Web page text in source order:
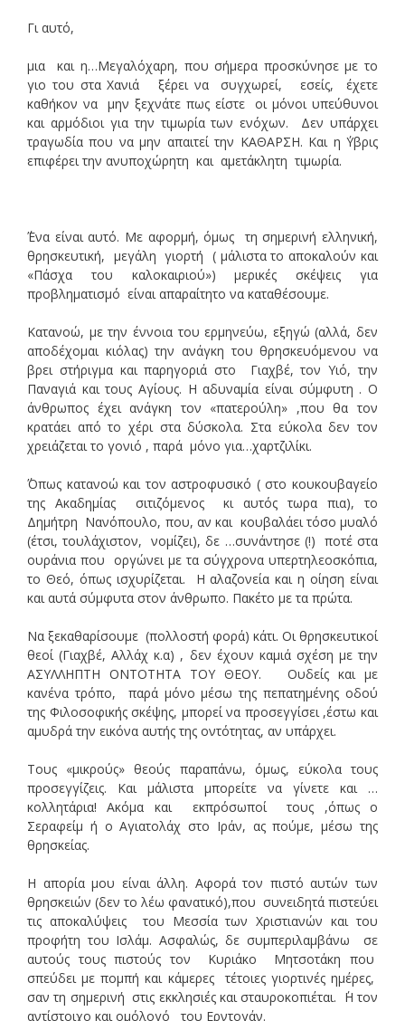
Γι αυτό,
μια και η…Μεγαλόχαρη, που σήμερα προσκύνησε με το
γιο του στα Χανιά ξέρει να συγχωρεί, εσείς, έχετε
καθήκον να μην ξεχνάτε πως είστε οι μόνοι υπεύθυνοι
και αρμόδιοι για την τιμωρία των ενόχων. Δεν υπάρχει
τραγωδία που να μην απαιτεί την ΚΑΘΑΡΣΗ. Και η ΄Υβρις
επιφέρει την ανυποχώρητη και αμετάκλητη τιμωρία.
΄Ένα είναι αυτό. Με αφορμή, όμως τη σημερινή ελληνική,
θρησκευτική, μεγάλη γιορτή ( μάλιστα το αποκαλούν και
«Πάσχα του καλοκαιριού») μερικές σκέψεις για
προβληματισμό είναι απαραίτητο να καταθέσουμε.
Κατανοώ, με την έννοια του ερμηνεύω, εξηγώ (αλλά, δεν
αποδέχομαι κιόλας) την ανάγκη του θρησκευόμενου να
βρει στήριγμα και παρηγοριά στο Γιαχβέ, τον Υιό, την
Παναγιά και τους Αγίους. Η αδυναμία είναι σύμφυτη . Ο
άνθρωπος έχει ανάγκη τον «πατερούλη» ,που θα τον
κρατάει από το χέρι στα δύσκολα. Στα εύκολα δεν τον
χρειάζεται το γονιό , παρά μόνο για…χαρτζιλίκι.
΄Όπως κατανοώ και τον αστροφυσικό ( στο κουκουβαγείο
της Ακαδημίας σιτιζόμενος κι αυτός τωρα πια), το
Δημήτρη Νανόπουλο, που, αν και κουβαλάει τόσο μυαλό
(έτσι, τουλάχιστον, νομίζει), δε …συνάντησε (!) ποτέ στα
ουράνια που οργώνει με τα σύγχρονα υπερτηλεοσκόπια,
το Θεό, όπως ισχυρίζεται. Η αλαζονεία και η οίηση είναι
και αυτά σύμφυτα στον άνθρωπο. Πακέτο με τα πρώτα.
Να ξεκαθαρίσουμε (πολλοστή φορά) κάτι. Οι θρησκευτικοί
θεοί (Γιαχβέ, Αλλάχ κ.α) , δεν έχουν καμιά σχέση με την
ΑΣΥΛΛΗΠΤΗ ΟΝΤΟΤΗΤΑ ΤΟΥ ΘΕΟΥ. Ουδείς και με
κανένα τρόπο, παρά μόνο μέσω της πεπατημένης οδού
της Φιλοσοφικής σκέψης, μπορεί να προσεγγίσει ,έστω και
αμυδρά την εικόνα αυτής της οντότητας, αν υπάρχει.
Τους «μικρούς» θεούς παραπάνω, όμως, εύκολα τους
προσεγγίζεις. Και μάλιστα μπορείτε να γίνετε και …
κολλητάρια! Ακόμα και εκπρόσωποί τους ,όπως ο
Σεραφείμ ή ο Αγιατολάχ στο Ιράν, ας πούμε, μέσω της
θρησκείας.
Η απορία μου είναι άλλη. Αφορά τον πιστό αυτών των
θρησκειών (δεν το λέω φανατικό),που συνειδητά πιστεύει
τις αποκαλύψεις του Μεσσία των Χριστιανών και του
προφήτη του Ισλάμ. Ασφαλώς, δε συμπεριλαμβάνω σε
αυτούς τους πιστούς τον Κυριάκο Μητσοτάκη που
σπεύδει με πομπή και κάμερες τέτοιες γιορτινές ημέρες,
σαν τη σημερινή στις εκκλησιές και σταυροκοπιέται. ΄Η τον
αντίστοιχο και ομόλογό του Ερντογάν.